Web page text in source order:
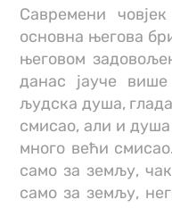
Савремени
основна његова
његовом
данас јауче
људска душа,
смисао, али и душа
много већи
само за земљу,
само за земљу,